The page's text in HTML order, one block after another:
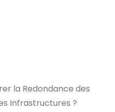
la Redondance des
Infrastructures ?